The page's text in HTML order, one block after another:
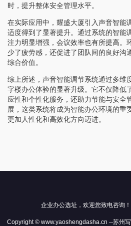
时，提升整体安全管理水平。
在实际应用中，耀盛大厦引入声音智能
适度得到了显著提升。通过系统的智能
注力明显增强，会议效率也有所提高。
少了疲劳感，还促进了团队间的良好沟
综合价值。
综上所述，声音智能调节系统通过多维
字楼办公体验的显著升级。它不仅降低
应性和个性化服务，还助力节能与安全
展，这类系统将成为智能办公环境的重
更加人性化和高效化方向迈进。
企业办公选址，欢迎您致电咨询！
Copyright © www.yaoshengdasha.cn --苏州